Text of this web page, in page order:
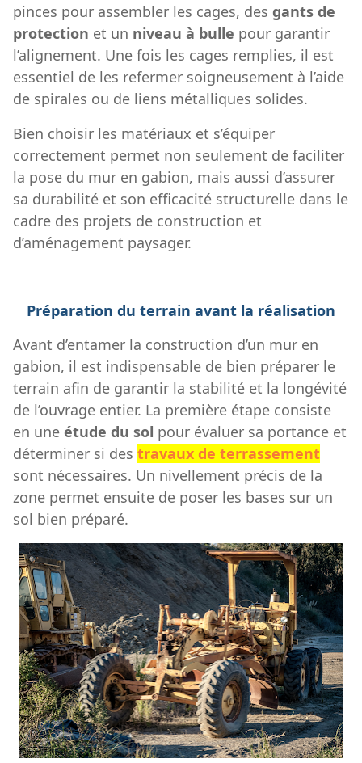
pinces pour assembler les cages, des gants de
protection et un niveau à bulle pour garantir
l’alignement. Une fois les cages remplies, il est
essentiel de les refermer soigneusement à l’aide
de spirales ou de liens métalliques solides.
Bien choisir les matériaux et s’équiper
correctement permet non seulement de faciliter
la pose du mur en gabion, mais aussi d’assurer
sa durabilité et son efficacité structurelle dans le
cadre des projets de construction et
d’aménagement paysager.
Préparation du terrain avant la réalisation
Avant d’entamer la construction d’un mur en
gabion, il est indispensable de bien préparer le
terrain afin de garantir la stabilité et la longévité
de l’ouvrage entier. La première étape consiste
en une étude du sol pour évaluer sa portance et
déterminer si des travaux de terrassement
sont nécessaires. Un nivellement précis de la
zone permet ensuite de poser les bases sur un
sol bien préparé.